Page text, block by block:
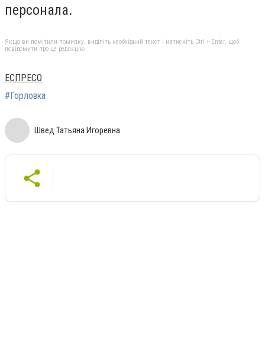
персонала.
Якщо ви помітили помилку, виділіть необхідний текст і натисніть Ctrl + Enter, щоб
повідомити про це редакцію
ЕСПРЕСО
#Горловка
Швед Татьяна Игоревна